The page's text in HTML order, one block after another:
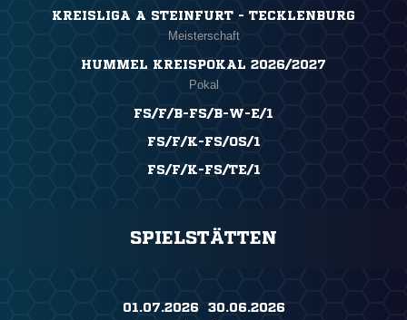
KREISLIGA A STEINFURT - TECKLENBURG
Meisterschaft
HUMMEL KREISPOKAL 2026/2027
Pokal
FS/F/B-FS/B-W-E/1
FS/F/K-FS/OS/1
FS/F/K-FS/TE/1
SPIELSTÄTTEN
01.07.2026 ​ 30.06.2026